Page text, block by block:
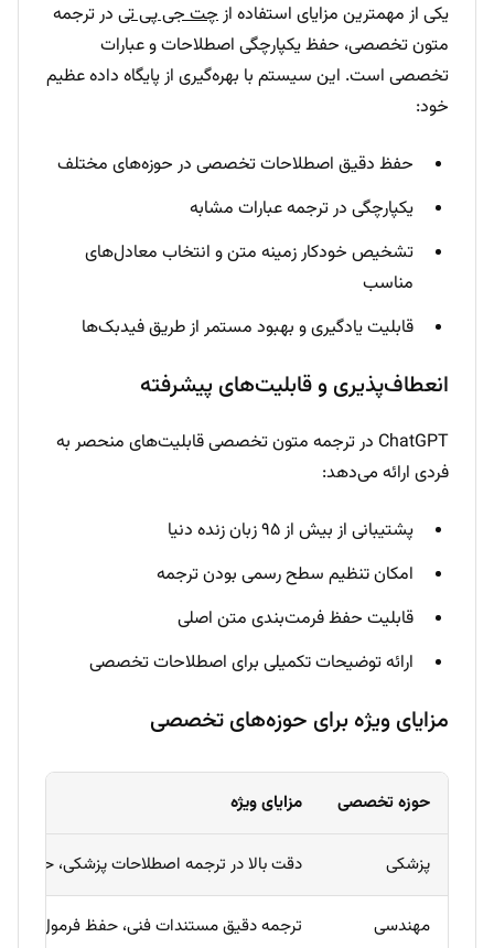
یکی از مهمترین مزایای استفاده ازچت جی پی تی در ترجمه
متون تخصصی، حفظ یکپارچگی اصطلاحات و عبارات
تخصصی است. این سیستم با بهره‌گیری از پایگاه داده عظیم
خود:
حفظ دقیق اصطلاحات تخصصی در حوزه‌های مختلف
یکپارچگی در ترجمه عبارات مشابه
تشخیص خودکار زمینه متن و انتخاب معادل‌های
مناسب
قابلیت یادگیری و بهبود مستمر از طریق فیدبک‌ها
انعطاف‌پذیری و قابلیت‌های پیشرفته
ChatGPT در ترجمه متون تخصصی قابلیت‌های منحصر به
فردی ارائه می‌دهد:
پشتیبانی از بیش از ۹۵ زبان زنده دنیا
امکان تنظیم سطح رسمی بودن ترجمه
قابلیت حفظ فرمت‌بندی متن اصلی
ارائه توضیحات تکمیلی برای اصطلاحات تخصصی
مزایای ویژه برای حوزه‌های تخصصی
حوزه تخصصی مزایای ویژه
پزشکی دقت بالا در ترجمه اصطلاحات پزشکی، حفظ
مهندسی ترجمه دقیق مستندات فنی، حفظ فرمول‌ها و